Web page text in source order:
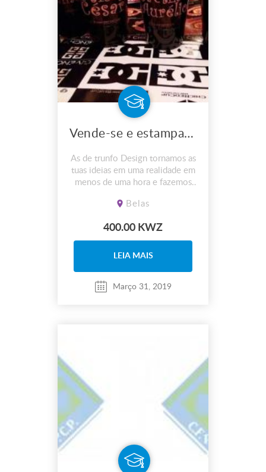
Vende-se e estampa-se imagem no Copo RedCup COPO VERMELHO PERSONALIZADOS
As de trunfo Design tornamos as
tuas ideias em uma realidade em
menos de uma hora e fazemos
Belas
400.00 KWZ
LEIA MAIS
Março 31, 2019